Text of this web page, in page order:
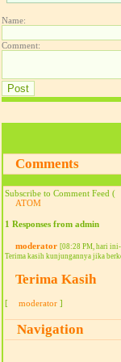
Name:
Comment:
Comments
Subscribe to Comment Feed (
ATOM
1 Responses from admin
moderator [08:28 PM, hari
Terima kasih kunjungannya jika
Terima Kasih
[ moderator ]
Navigation